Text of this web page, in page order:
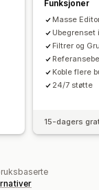
Funksjoner
Masse
Ubegrenset
Filtrer og
Koble flere
24/7 støtte
15-dagers